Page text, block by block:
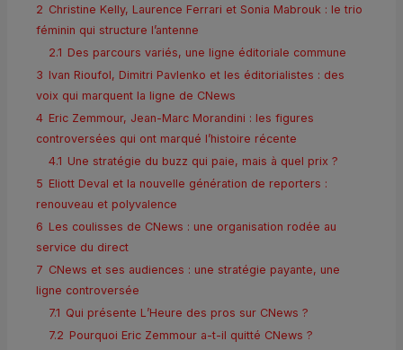
2 Christine Kelly, Laurence Ferrari et Sonia Mabrouk : le trio
féminin qui structure l’antenne
2.1 Des parcours variés, une ligne éditoriale commune
3 Ivan Rioufol, Dimitri Pavlenko et les éditorialistes : des
voix qui marquent la ligne de CNews
4 Eric Zemmour, Jean-Marc Morandini : les figures
controversées qui ont marqué l’histoire récente
4.1 Une stratégie du buzz qui paie, mais à quel prix ?
5 Eliott Deval et la nouvelle génération de reporters :
renouveau et polyvalence
6 Les coulisses de CNews : une organisation rodée au
service du direct
7 CNews et ses audiences : une stratégie payante, une
ligne controversée
7.1 Qui présente L’Heure des pros sur CNews ?
7.2 Pourquoi Eric Zemmour a-t-il quitté CNews ?